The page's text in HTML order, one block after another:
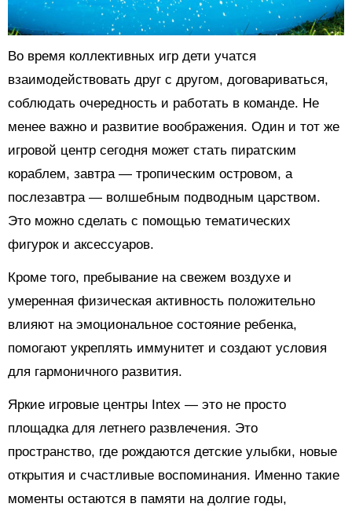
Во время коллективных игр дети учатся
взаимодействовать друг с другом, договариваться,
соблюдать очередность и работать в команде. Не
менее важно и развитие воображения. Один и тот же
игровой центр сегодня может стать пиратским
кораблем, завтра — тропическим островом, а
послезавтра — волшебным подводным царством.
Это можно сделать с помощью тематических
фигурок и аксессуаров.
Кроме того, пребывание на свежем воздухе и
умеренная физическая активность положительно
влияют на эмоциональное состояние ребенка,
помогают укреплять иммунитет и создают условия
для гармоничного развития.
Яркие игровые центры Intex — это не просто
площадка для летнего развлечения. Это
пространство, где рождаются детские улыбки, новые
открытия и счастливые воспоминания. Именно такие
моменты остаются в памяти на долгие годы,